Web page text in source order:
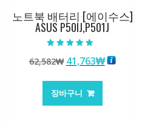
노트북 배터리 [에이수스]
ASUS P50IJ,P501J
4.50
로 평가됨
62,582₩ 원
가
격:
41,763₩현
장바구니